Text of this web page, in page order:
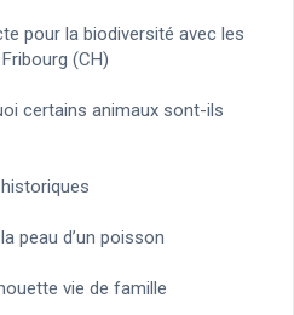
pour la biodiversité avec les
(CH)
certains animaux sont-ils
peau d’un poisson
vie de famille